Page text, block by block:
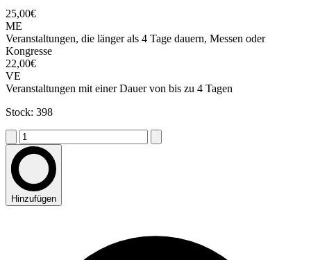
25,00€
ME
Veranstaltungen, die länger als 4 Tage dauern, Messen oder
Kongresse
22,00€
VE
Veranstaltungen mit einer Dauer von bis zu 4 Tagen
Stock: 398
Hinzufügen